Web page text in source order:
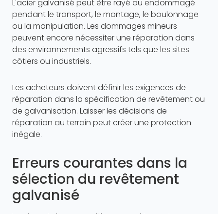
L'acier galvanisé peut être rayé ou endommagé
pendant le transport, le montage, le boulonnage
ou la manipulation. Les dommages mineurs
peuvent encore nécessiter une réparation dans
des environnements agressifs tels que les sites
côtiers ou industriels.
Les acheteurs doivent définir les exigences de
réparation dans la spécification de revêtement ou
de galvanisation. Laisser les décisions de
réparation au terrain peut créer une protection
inégale.
Erreurs courantes dans la
sélection du revêtement
galvanisé